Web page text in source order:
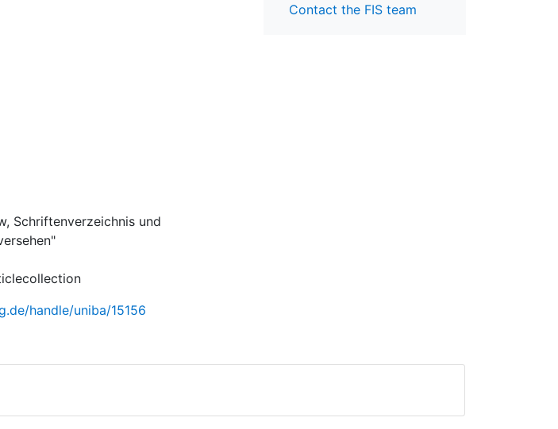
Schriftenverzeichnis und
handle/uniba/15156
Contact the FIS team